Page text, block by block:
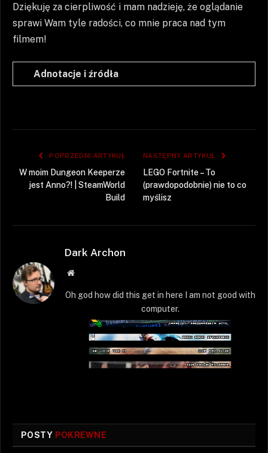
Dziękuję za cierpliwość i mam nadzieję, że oglądanie
sprawi Wam tyle radości, co mnie praca nad tym
filmem!
Adnotacje i źródła
POPRZEDNI ARTYKUŁ
W moim Dungeon Keeperze
jest Anno?! | SteamWorld
Build
NASTĘPNY ARTYKUŁ
LEGO Fortnite – To
(prawdopodobnie) nie to co
myślisz
Dark Archon
Strona
Oh god how did this get in here I am not good with
computer.
POSTY POKREWNE